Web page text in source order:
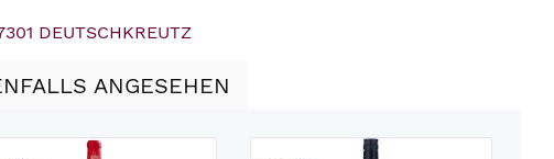
DEUTSCHKREUTZ
ANGESEHEN